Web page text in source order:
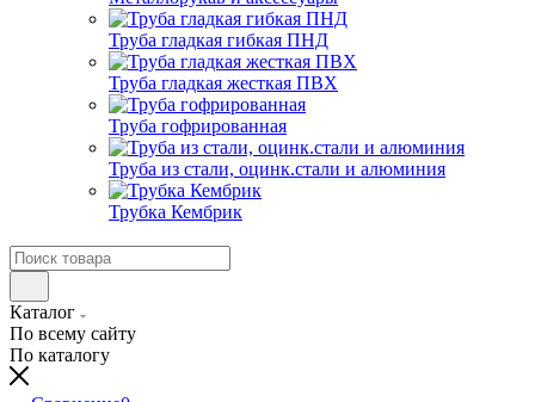
Труба гладкая гибкая ПНД
Труба гладкая жесткая ПВХ
Труба гофрированная
Труба из стали, оцинк.стали и алюминия
Трубка Кембрик
Каталог
По всему сайту
По каталогу